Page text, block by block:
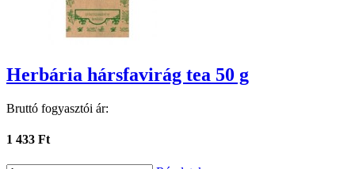
Herbária hársfavirág tea 50 g
Bruttó fogyasztói ár:
1 433 Ft